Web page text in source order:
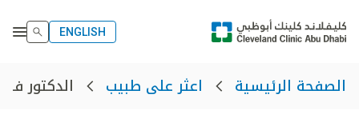
ENGLISH
الصفحة الرئيسية اعثر على طبيب الدكتور